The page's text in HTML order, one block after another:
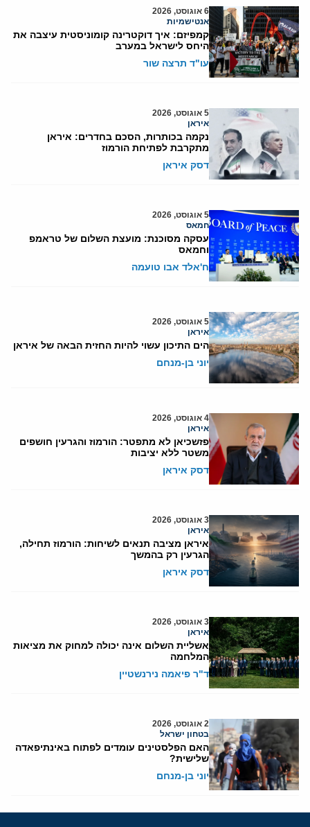
6 אוגוסט, 2026
אנטישמיות
קמפיזם: איך דוקטרינה קומוניסטית עיצבה את
היחס לישראל במערב
עו"ד תרצה שור
5 אוגוסט, 2026
איראן
נקמה בכותרות, הסכם בחדרים: איראן
מתקרבת לפתיחת הורמוז
דסק איראן
5 אוגוסט, 2026
חמאס
עסקה מסוכנת: מועצת השלום של טראמפ
וחמאס
ח'אלד אבו טועמה
5 אוגוסט, 2026
איראן
הים התיכון עשוי להיות החזית הבאה של איראן
יוני בן-מנחם
4 אוגוסט, 2026
איראן
פזשכיאן לא מתפטר: הורמוז והגרעין חושפים
משטר ללא יציבות
דסק איראן
3 אוגוסט, 2026
איראן
איראן מציבה תנאים לשיחות: הורמוז תחילה,
הגרעין רק בהמשך
דסק איראן
3 אוגוסט, 2026
איראן
אשליית השלום אינה יכולה למחוק את מציאות
המלחמה
ד"ר פיאמה נירנשטיין
2 אוגוסט, 2026
בטחון ישראל
האם הפלסטינים עומדים לפתוח באינתיפאדה
שלישית?
יוני בן-מנחם